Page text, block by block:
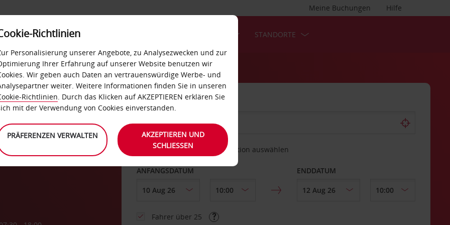
Hilfe
Meine Buchungen
LOYALTY SELF-SERVICES STANDORTE
ABHOLEN VON
Eine andere Rückgabestation auswählen
ANFANGSDATUM ENDDATUM
Fahrer über 25
Richtlinien
Personalisierung unserer Angebote, zu Analysezwecken und zur
Ihrer Erfahrung auf unserer Website benutzen wir
Wir geben auch Daten an vertrauenswürdige Werbe- und
weiter. Weitere Informationen finden Sie in unseren
Richtlinien. Durch das Klicken auf AKZEPTIEREN erklären Sie
mit der Verwendung von Cookies einverstanden.
PRÄFERENZEN VERWALTEN
AKZEPTIEREN UND
SCHLIESSEN